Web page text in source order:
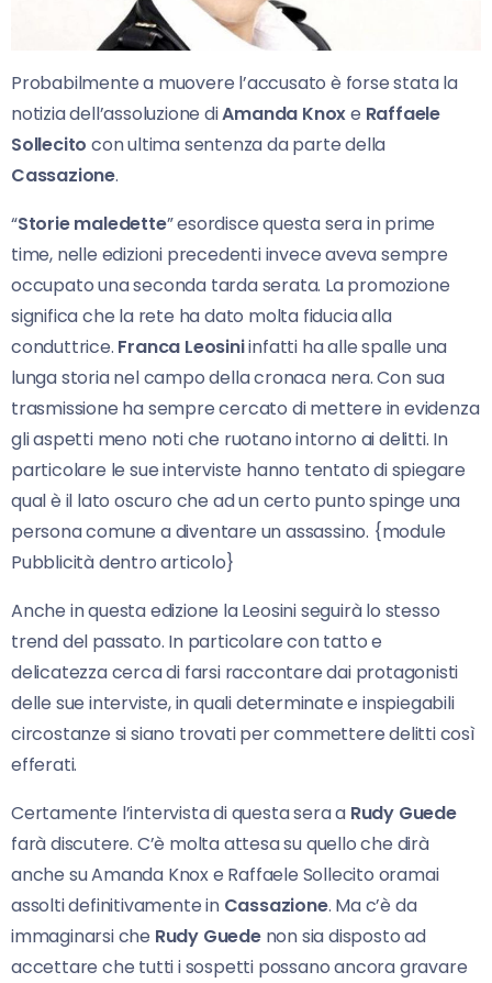
Probabilmente a muovere l’accusato è forse stata la
notizia dell’assoluzione diAmanda Knoxe Raffaele
Sollecito con ultima sentenza da parte della
Cassazione.
“Storie maledette” esordisce questa sera in prime
time, nelle edizioni precedenti invece aveva sempre
occupato una seconda tarda serata. La promozione
significa che la rete ha dato molta fiducia alla
conduttrice. Franca Leosiniinfatti ha alle spalle una
lunga storia nel campo della cronaca nera. Con sua
trasmissione ha sempre cercato di mettere in evidenza
gli aspetti meno noti che ruotano intorno ai delitti. In
particolare le sue interviste hanno tentato di spiegare
qual è il lato oscuro che ad un certo punto spinge una
persona comune a diventare un assassino. {module
Pubblicità dentro articolo}
Anche in questa edizione la Leosini seguirà lo stesso
trend del passato. In particolare con tatto e
delicatezza cerca di farsi raccontare dai protagonisti
delle sue interviste, in quali determinate e inspiegabili
circostanze si siano trovati per commettere delitti così
efferati.
Certamente l’intervista di questa sera a Rudy Guede
farà discutere. C’è molta attesa su quello che dirà
anche su Amanda Knox e Raffaele Sollecito oramai
assolti definitivamente in Cassazione. Ma c’è da
immaginarsi che Rudy Guedenon sia disposto ad
accettare che tutti i sospetti possano ancora gravare